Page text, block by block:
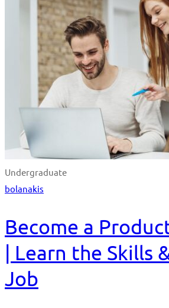
Undergraduate
bolanakis
Become a
| Learn the Skills
Job